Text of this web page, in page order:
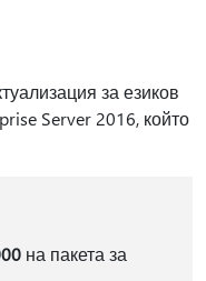
за езиков
Server 2016, който
на пакета за